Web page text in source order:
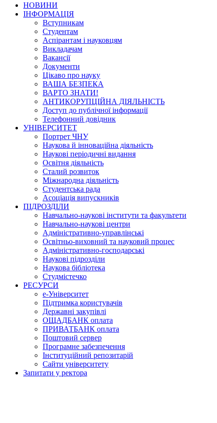
НОВИНИ
ІНФОРМАЦІЯ
Вступникам
Студентам
Аспірантам і науковцям
Викладачам
Вакансії
Документи
Цікаво про науку
ВАША БЕЗПЕКА
ВАРТО ЗНАТИ!
АНТИКОРУПЦІЙНА ДІЯЛЬНІСТЬ
Доступ до публічної інформації
Телефонний довідник
УНІВЕРСИТЕТ
Портрет ЧНУ
Наукова й інноваційна діяльність
Наукові періодичні видання
Освітня діяльність
Сталий розвиток
Міжнародна діяльність
Студентська рада
Асоціація випускників
ПІДРОЗДІЛИ
Навчально-наукові інститути та факультети
Навчально-наукові центри
Адміністративно-управлінські
Освітньо-виховний та науковий процес
Адміністративно-господарські
Наукові підрозділи
Наукова бібліотека
Студмістечко
РЕСУРСИ
е-Університет
Підтримка користувачів
Державні закупівлі
ОЩАДБАНК оплата
ПРИВАТБАНК оплата
Поштовий сервер
Програмне забезпечення
Інституційний репозитарій
Сайти університету
Запитати у ректора